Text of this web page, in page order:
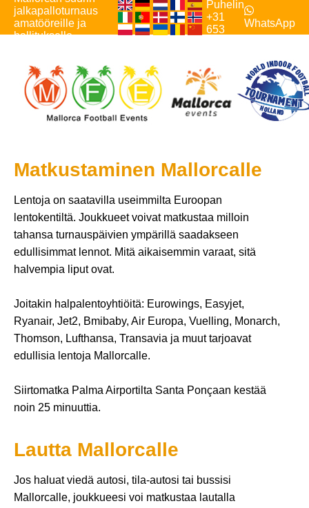
jalkapalloturnaus
amatööreille ja
hallitukselle
Puhelin
+31
653
WhatsApp
Matkustaminen Mallorcalle
Lentoja on saatavilla useimmilta Euroopan
lentokentiltä. Joukkueet voivat matkustaa milloin
tahansa turnauspäivien ympärillä saadakseen
edullisimmat lennot. Mitä aikaisemmin varaat, sitä
halvempia liput ovat.
Joitakin halpalentoyhtiöitä: Eurowings, Easyjet,
Ryanair, Jet2, Bmibaby, Air Europa, Vuelling, Monarch,
Thomson, Lufthansa, Transavia ja muut tarjoavat
edullisia lentoja Mallorcalle.
Siirtomatka Palma Airportilta Santa Ponçaan kestää
noin 25 minuuttia.
Lautta Mallorcalle
Jos haluat viedä autosi, tila-autosi tai bussisi
Mallorcalle, joukkueesi voi matkustaa lautalla